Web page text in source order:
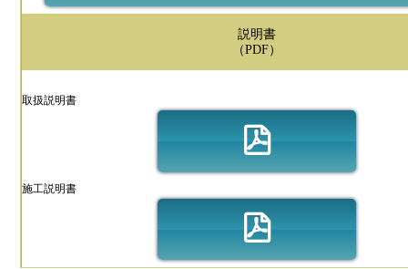
説明書
（PDF）
取扱説明書
施工説明書